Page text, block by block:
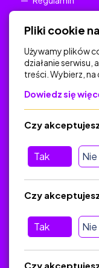
Na skróty
Polityka
Regulamin
O platformie
Baza
Jak zostać
FAQ
Pliki cookie
Używamy plików
działanie serwisu,
treści. Wybierz, na
Dowiedz się
Tak Nie
Czy
Tak Nie
Czy
Czy